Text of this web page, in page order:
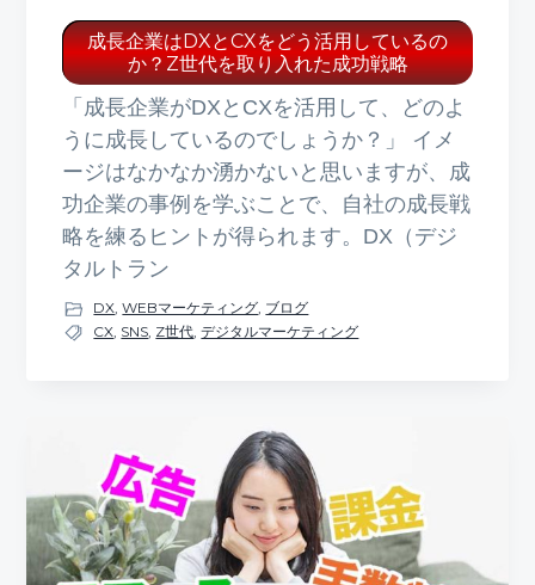
成長企業はDXとCXをどう活用しているの
か？Z世代を取り入れた成功戦略
「成長企業がDXとCXを活用して、どのよ
うに成長しているのでしょうか？」 イメ
ージはなかなか湧かないと思いますが、成
功企業の事例を学ぶことで、自社の成長戦
略を練るヒントが得られます。DX（デジ
タルトラン
DX,WEBマーケティング, ブログ
CX, SNS, Z世代,デジタルマーケティング